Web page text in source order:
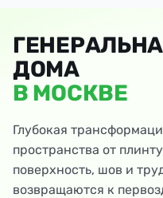
ДОМА
В МОСКВЕ
Глубокая
пространства от
поверхность, шов и
возвращаются к